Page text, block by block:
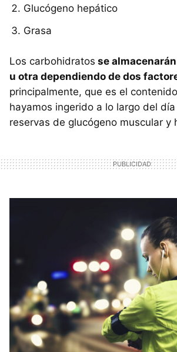
Glucógeno hepático
Grasa
Los carbohidratos se
u otra dependiendo de dos
principalmente, que es el
hayamos ingerido a lo largo del
reservas de glucógeno muscular y